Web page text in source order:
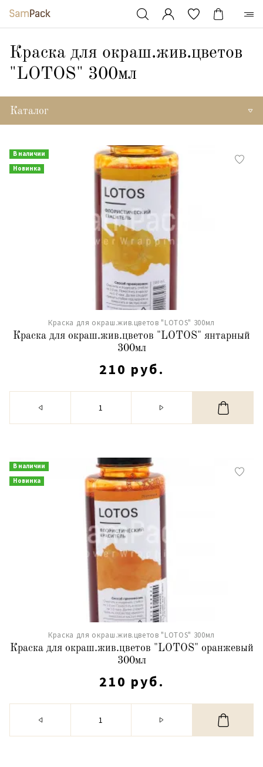
Краска для окраш.жив.цветов
"LOTOS" 300мл
Каталог
В наличии
Новинка
Краска для окраш.жив.цветов "LOTOS" 300мл
Краска для окраш.жив.цветов "LOTOS" янтарный
300мл
210 руб.
В наличии
Новинка
Краска для окраш.жив.цветов "LOTOS" 300мл
Краска для окраш.жив.цветов "LOTOS" оранжевый
300мл
210 руб.